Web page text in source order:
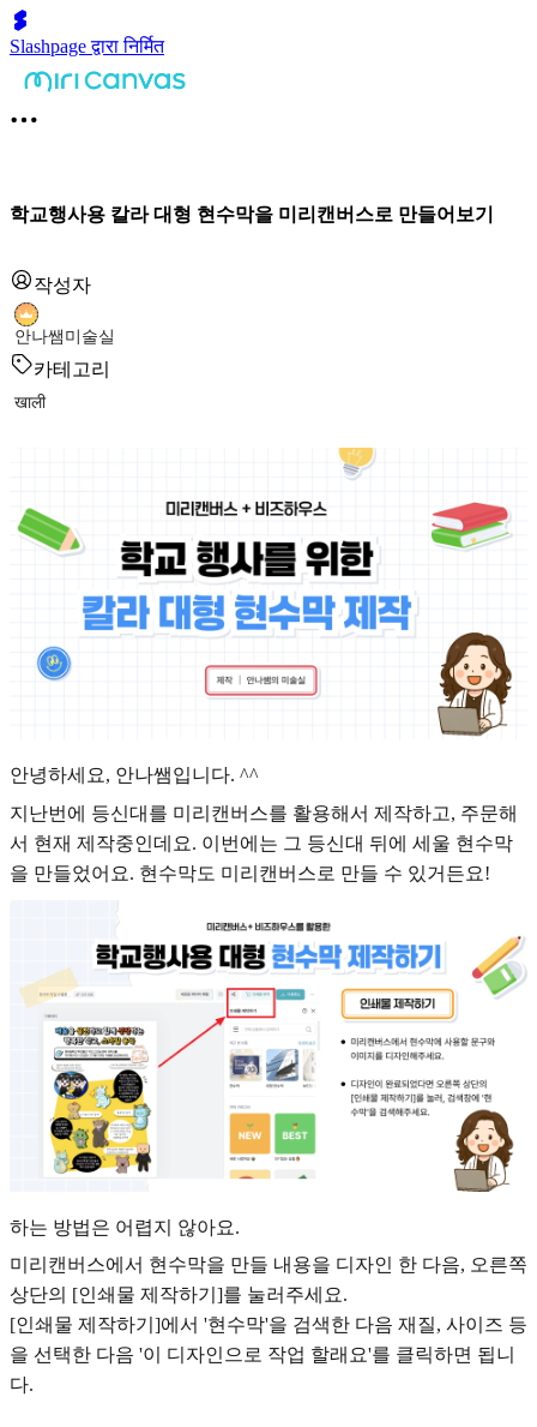
Slashpage द्वारा निर्मित
학교행사용 칼라 대형 현수막을 미리캔버스로 만들어보기
작성자
안나쌤미술실
카테고리
खाली
안녕하세요, 안나쌤입니다. ^^
지난번에 등신대를 미리캔버스를 활용해서 제작하고, 주문해
서 현재 제작중인데요. 이번에는 그 등신대 뒤에 세울 현수막
을 만들었어요. 현수막도 미리캔버스로 만들 수 있거든요!
하는 방법은 어렵지 않아요.
미리캔버스에서 현수막을 만들 내용을 디자인 한 다음, 오른쪽
상단의 [인쇄물 제작하기]를 눌러주세요.
[인쇄물 제작하기]에서 '현수막'을 검색한 다음 재질, 사이즈 등
을 선택한 다음 '이 디자인으로 작업 할래요'를 클릭하면 됩니
다.